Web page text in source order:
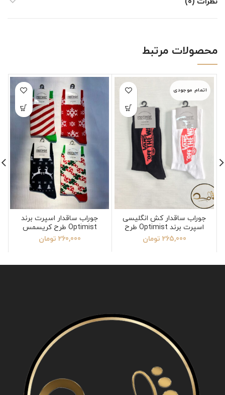
محصولات مرتبط
اتمام موجودی
جوراب ساقدار کش انگلیسی
اسپرت برند Optimist طرح
ونس
265,000 تومان
جوراب ساقدار اسپرت برند
Optimist طرح کریسمس
260,000 تومان